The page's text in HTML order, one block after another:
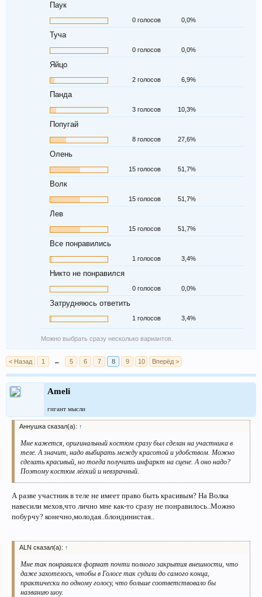
Паук
0 голосов 0,0%
Туча
0 голосов 0,0%
Яйцо
2 голосов 6,9%
Панда
3 голосов 10,3%
Попугай
8 голосов 27,6%
Олень
15 голосов 51,7%
Волк
15 голосов 51,7%
Лев
15 голосов 51,7%
Все понравились
1 голосов 3,4%
Никто не понравился
0 голосов 0,0%
Затрудняюсь ответить
1 голосов 3,4%
Можно выбрать сразу несколько вариантов.
< Назад 1 ← 5 6 7 8 9 10 Вперёд >
Ameli
гигант мысли
Аннушка сказал(а): ↑
Мне кажется, оригинальный костюм сразу был сделан на участника в
теле. А значит, надо выбирать между красотой и удобством. Можно
сделать красивый, но тогда получить инфаркт на сцене. А оно надо?
Поэтому костюм лёгкий и невзрачный.
А разве участник в теле не имеет право быть красивым? На Волка
навесили мехов,что лично мне как-то сразу не понравилось..Можно
побурчу? конечно,молодая..блондинистая..
ALN сказал(а): ↑
Мне так понравился формат почти полного закрытия внешности, что
даже захотелось, чтобы в Голосе так судили до самого конца,
практически по одному голосу, что больше соответствовало бы
названию шоу.